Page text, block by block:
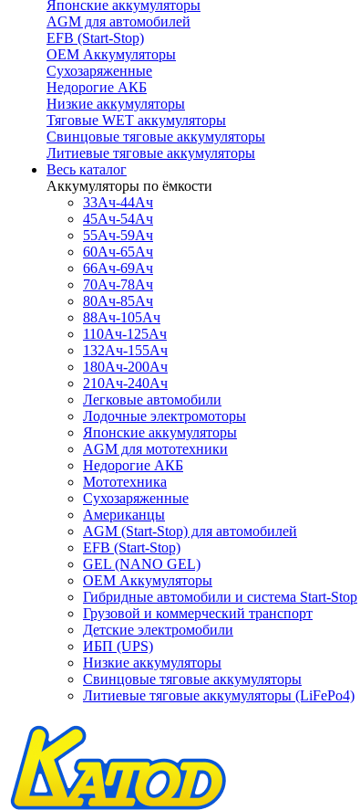
Японские аккумуляторы
AGM для автомобилей
EFB (Start-Stop)
OEM Аккумуляторы
Сухозаряженные
Недорогие АКБ
Низкие аккумуляторы
Тяговые WET аккумуляторы
Свинцовые тяговые аккумуляторы
Литиевые тяговые аккумуляторы
Весь каталог
Аккумуляторы по ёмкости
33Ач-44Ач
45Ач-54Ач
55Ач-59Ач
60Ач-65Ач
66Ач-69Ач
70Ач-78Ач
80Ач-85Ач
88Ач-105Ач
110Ач-125Ач
132Ач-155Ач
180Ач-200Ач
210Ач-240Ач
Легковые автомобили
Лодочные электромоторы
Японские аккумуляторы
AGM для мототехники
Недорогие АКБ
Мототехника
Сухозаряженные
Американцы
AGM (Start-Stop) для автомобилей
EFB (Start-Stop)
GEL (NANO GEL)
OEM Аккумуляторы
Гибридные автомобили и система Start-Stop
Грузовой и коммерческий транспорт
Детские электромобили
ИБП (UPS)
Низкие аккумуляторы
Свинцовые тяговые аккумуляторы
Литиевые тяговые аккумуляторы (LiFePo4)